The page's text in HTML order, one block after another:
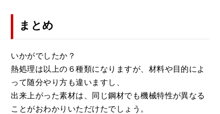
まとめ
いかがでしたか？
熱処理は以上の６種類になりますが、材料や目的によ
って随分やり方も違いますし、
出来上がった素材は、同じ鋼材でも機械特性が異なる
ことがおわかりいただけたでしょう。